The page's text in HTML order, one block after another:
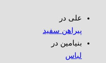
علی در
پیراهن سفید
بنیامین در
لباس